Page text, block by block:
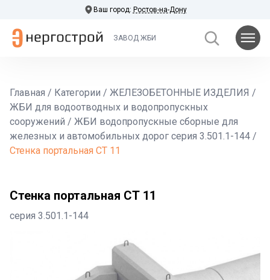
Ваш город: Ростов-на-Дону
ЗАВОД ЖБИ
Главная / Категории / ЖЕЛЕЗОБЕТОННЫЕ ИЗДЕЛИЯ /
ЖБИ для водоотводных и водопропускных
сооружений / ЖБИ водопропускные сборные для
железных и автомобильных дорог серия 3.501.1-144 /
Стенка портальная СТ 11
Стенка портальная СТ 11
серия 3.501.1-144